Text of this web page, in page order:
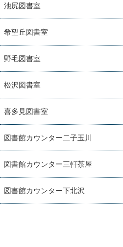
池尻図書室
希望丘図書室
野毛図書室
松沢図書室
喜多見図書室
図書館カウンター二子玉川
図書館カウンター三軒茶屋
図書館カウンター下北沢